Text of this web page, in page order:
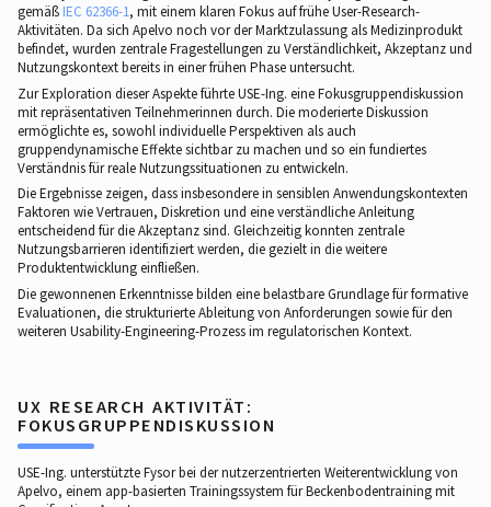
gemäß IEC 62366-1, mit einem klaren Fokus auf frühe User-Research-
Aktivitäten. Da sich Apelvo noch vor der Marktzulassung als Medizinprodukt
befindet, wurden zentrale Fragestellungen zu Verständlichkeit, Akzeptanz und
Nutzungskontext bereits in einer frühen Phase untersucht.
Zur Exploration dieser Aspekte führte USE-Ing. eine Fokusgruppendiskussion
mit repräsentativen Teilnehmerinnen durch. Die moderierte Diskussion
ermöglichte es, sowohl individuelle Perspektiven als auch
gruppendynamische Effekte sichtbar zu machen und so ein fundiertes
Verständnis für reale Nutzungssituationen zu entwickeln.
Die Ergebnisse zeigen, dass insbesondere in sensiblen Anwendungskontexten
Faktoren wie Vertrauen, Diskretion und eine verständliche Anleitung
entscheidend für die Akzeptanz sind. Gleichzeitig konnten zentrale
Nutzungsbarrieren identifiziert werden, die gezielt in die weitere
Produktentwicklung einfließen.
Die gewonnenen Erkenntnisse bilden eine belastbare Grundlage für formative
Evaluationen, die strukturierte Ableitung von Anforderungen sowie für den
weiteren Usability-Engineering-Prozess im regulatorischen Kontext.
UX RESEARCH AKTIVITÄT:
FOKUSGRUPPENDISKUSSION
USE-Ing. unterstützte Fysor bei der nutzerzentrierten Weiterentwicklung von
Apelvo, einem app-basierten Trainingssystem für Beckenbodentraining mit